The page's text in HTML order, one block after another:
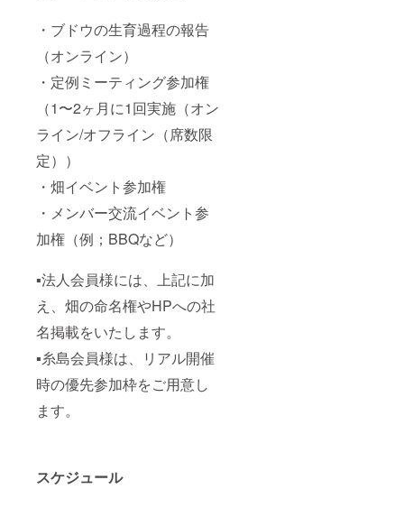
・ブドウの生育過程の報告
（オンライン）
・定例ミーティング参加権
（1〜2ヶ月に1回実施（オン
ライン/オフライン（席数限
定））
・畑イベント参加権
・メンバー交流イベント参
加権（例；BBQなど）
▪️法人会員様には、上記に加
え、畑の命名権やHPへの社
名掲載をいたします。
▪️糸島会員様は、リアル開催
時の優先参加枠をご用意し
ます。
スケジュール